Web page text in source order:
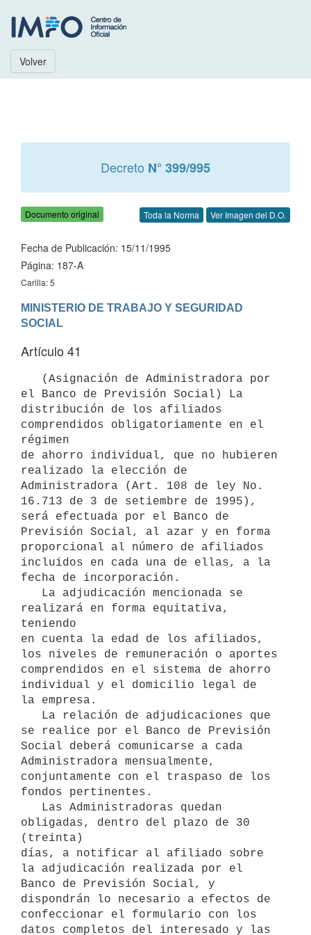
Volver
Decreto N° 399/995
Documento original Toda la Norma Ver Imagen del D.O.
Fecha de Publicación: 15/11/1995
Página: 187-A
Carilla: 5
MINISTERIO DE TRABAJO Y SEGURIDAD
Artículo 41
el Banco de Previsión Social) La
distribución de los afiliados
comprendidos obligatoriamente en el
régimen
de ahorro individual, que no hubieren
realizado la elección de
Administradora (Art. 108 de ley No.
16.713 de 3 de setiembre de 1995),
será efectuada por el Banco de
Previsión Social, al azar y en forma
proporcional al número de afiliados
incluidos en cada una de ellas, a la
fecha de incorporación.
realizará en forma equitativa,
teniendo
en cuenta la edad de los afiliados,
los niveles de remuneración o aportes
comprendidos en el sistema de ahorro
individual y el domicilio legal de
la empresa.
se realice por el Banco de Previsión
Social deberá comunicarse a cada
Administradora mensualmente,
conjuntamente con el traspaso de los
fondos pertinentes.
obligadas, dentro del plazo de 30
(treinta)
días, a notificar al afiliado sobre
la adjudicación realizada por el
Banco de Previsión Social, y
dispondrán lo necesario a efectos de
confeccionar el formulario con los
datos completos del interesado y las